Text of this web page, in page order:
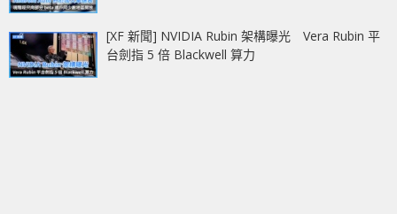
[XF 新聞] NVIDIA Rubin 架構曝光 Vera Rubin 平
台劍指 5 倍 Blackwell 算力